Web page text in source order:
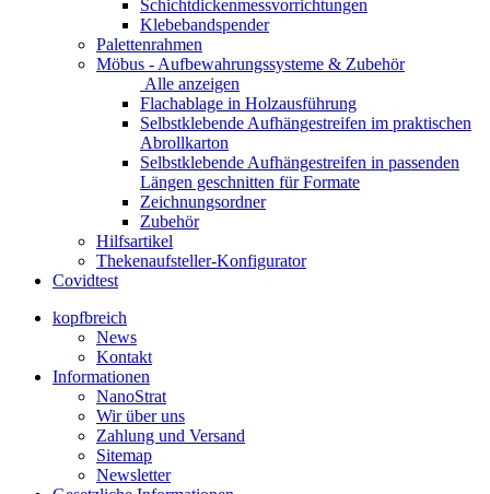
Schichtdickenmessvorrichtungen
Klebebandspender
Palettenrahmen
Möbus - Aufbewahrungssysteme & Zubehör
Alle anzeigen
Flachablage in Holzausführung
Selbstklebende Aufhängestreifen im praktischen
Abrollkarton
Selbstklebende Aufhängestreifen in passenden
Längen geschnitten für Formate
Zeichnungsordner
Zubehör
Hilfsartikel
Thekenaufsteller-Konfigurator
Covidtest
kopfbreich
News
Kontakt
Informationen
NanoStrat
Wir über uns
Zahlung und Versand
Sitemap
Newsletter